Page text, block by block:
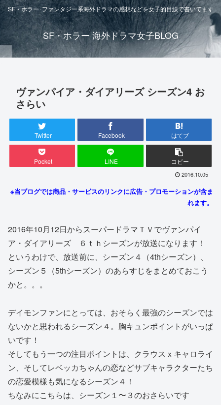
SF・ホラー･ファンタジー系海外ドラマの感想などを女子的目線で書いてます
SF・ホラー 海外ドラマ女子BLOG
ヴァンパイア・ダイアリーズ シーズン4 お
さらい
Twitter Facebook はてブ
Pocket LINE コピー
2016.10.05
※当ブログでは商品・サービスのリンクに広告・プロモーションが含ま
れます。
2016年10月12日からスーパードラマＴＶでヴァンパイ
ア・ダイアリーズ ６ｔｈシーズンが放送になります！
というわけで、放送前に、シーズン４（4thシーズン）、
シーズン５（5thシーズン）のあらすじをまとめておこう
かと。。。
デイモンファンにとっては、おそらく最強のシーズンでは
ないかと思われるシーズン４。胸キュンポイントがいっぱ
いです！
そしてもう一つの注目ポイントは、クラウスｘキャロライ
ン、そしてレベッカちゃんの恋などサブキャラクターたち
の恋愛模様も気になるシーズン４！
ちなみにこちらは、シーズン１〜３のおさらいです